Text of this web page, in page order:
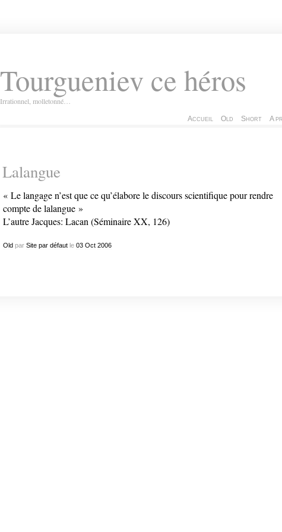
Tourgueniev ce héros
Irrationnel, molletonné…
Accueil Old Short A
Lalangue
« Le langage n’est que ce qu’élabore le discours scientifique pour rendre
compte de lalangue »
L’autre Jacques: Lacan (Séminaire XX, 126)
Oldpar Site par défautle 03 Oct 2006